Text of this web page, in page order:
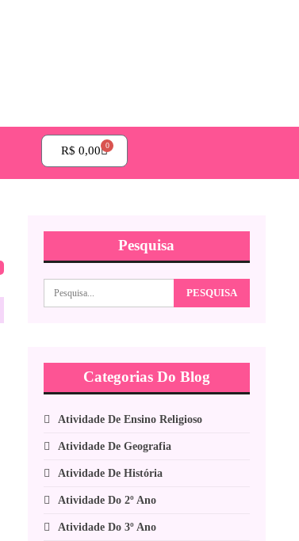
R$ 0,00 0
Pesquisa
Categorias Do Blog
Atividade De Ensino Religioso
Atividade De Geografia
Atividade De História
Atividade Do 2º Ano
Atividade Do 3º Ano